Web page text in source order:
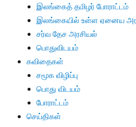
இலங்கைத் தமிழர் போராட்டம்
இலங்கையில் உள்ள ஏனைய
சர்வ தேச அரசியல்
பொதுவிடயம்
கவிதைகள்
சமூக விழிப்பு
பொது விடயம்
போராட்டம்
செய்திகள்